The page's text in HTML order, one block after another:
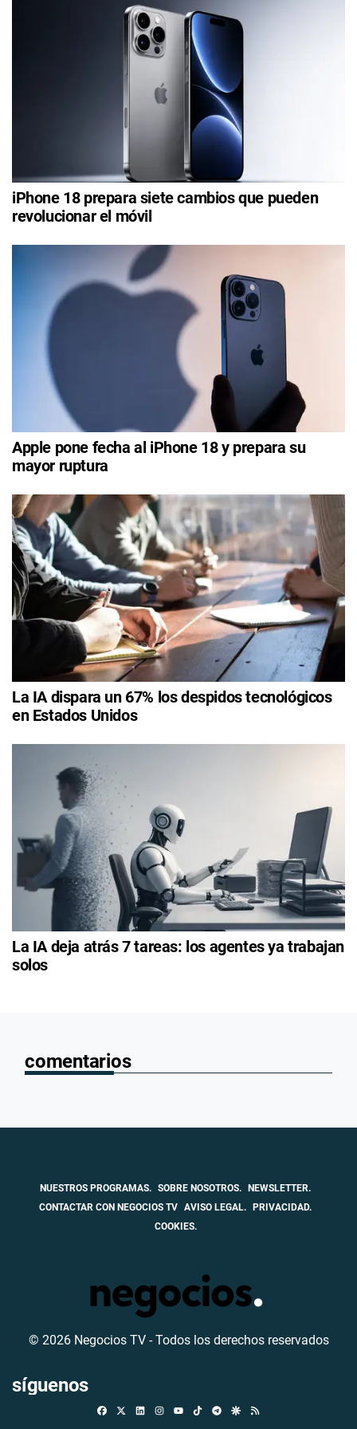
iPhone 18 prepara siete cambios que pueden
revolucionar el móvil
Apple pone fecha al iPhone 18 y prepara su
mayor ruptura
La IA dispara un 67% los despidos tecnológicos
en Estados Unidos
La IA deja atrás 7 tareas: los agentes ya trabajan
solos
comentarios
NUESTROS PROGRAMAS. SOBRE NOSOTROS.
NEWSLETTER.
CONTACTAR CON NEGOCIOS TV AVISO LEGAL.
PRIVACIDAD.
COOKIES.
© 2026 Negocios TV - Todos los derechos reservados
síguenos
FacebookLinkedinInstagramTikTokTelegramGoogle Discover